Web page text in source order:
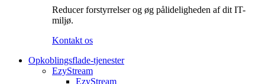
Reducer forstyrrelser og øg pålideligheden af dit IT-
miljø.
Kontakt os
Opkoblingsflade-tjenester
EzyStream
EzyStream